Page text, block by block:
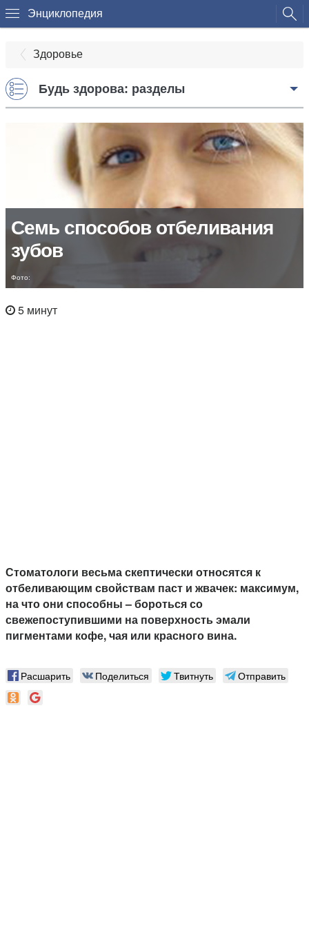
Энциклопедия
Здоровье
Будь здорова: разделы
Семь способов отбеливания
зубов
Фото:
5 минут
Стоматологи весьма скептически относятся к
отбеливающим свойствам паст и жвачек: максимум,
на что они способны – бороться со
свежепоступившими на поверхность эмали
пигментами кофе, чая или красного вина.
Расшарить Поделиться Твитнуть Отправить